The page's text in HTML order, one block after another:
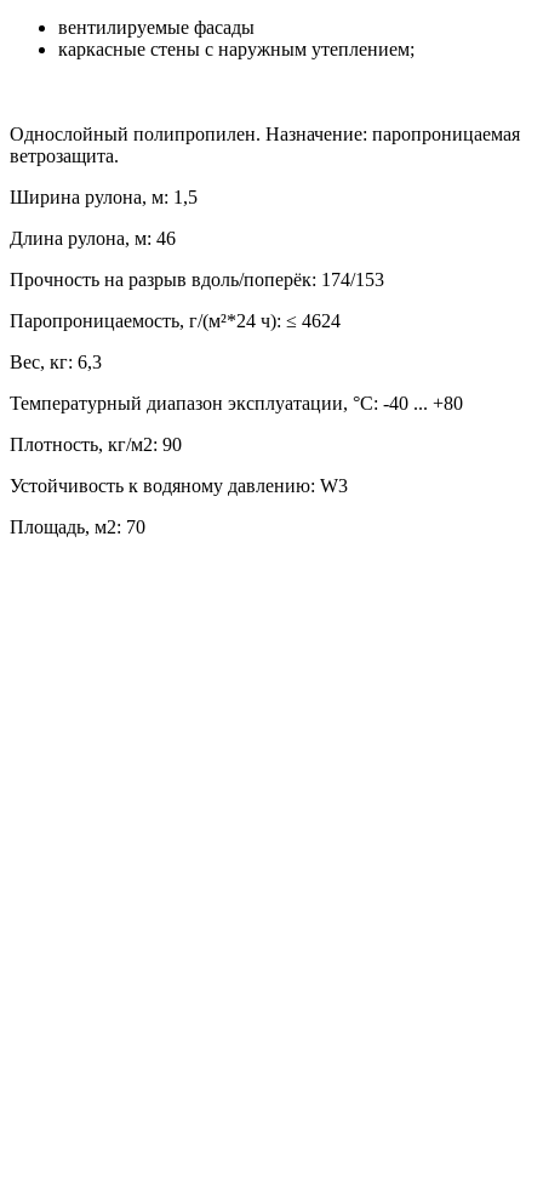
вентилируемые фасады
каркасные стены с наружным утеплением;
Однослойный полипропилен. Назначение: паропроницаемая
ветрозащита.
Ширина рулона, м: 1,5
Длина рулона, м: 46
Прочность на разрыв вдоль/поперёк: 174/153
Паропроницаемость, г/(м²*24 ч): ≤ 4624
Вес, кг: 6,3
Температурный диапазон эксплуатации, °С: -40 ... +80
Плотность, кг/м2: 90
Устойчивость к водяному давлению: W3
Площадь, м2: 70